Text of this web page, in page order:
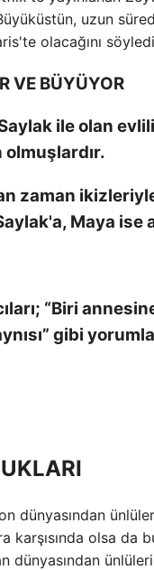
uzun
olacağını
VE BÜYÜYOR
ile olan
zaman
Maya
“Biri
gibi
dünyasından
olsa da
dünyasından